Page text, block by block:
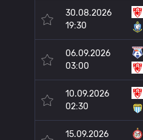
30.08.2026
19:30
06.09.2026
03:00
10.09.2026
02:30
15.09.2026